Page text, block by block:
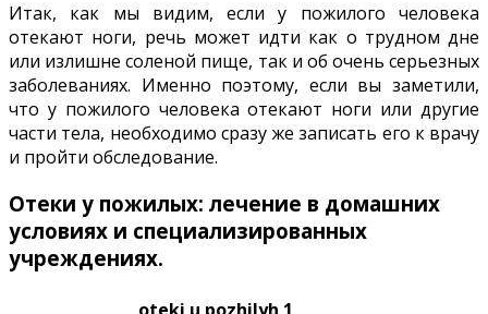
Итак, как мы видим, если у пожилого человека
отекают ноги, речь может идти как о трудном дне
или излишне соленой пище, так и об очень серьезных
заболеваниях. Именно поэтому, если вы заметили,
что у пожилого человека отекают ноги или другие
части тела, необходимо сразу же записать его к врачу
и пройти обследование.
Отеки у пожилых: лечение в домашних
условиях и специализированных
учреждениях.